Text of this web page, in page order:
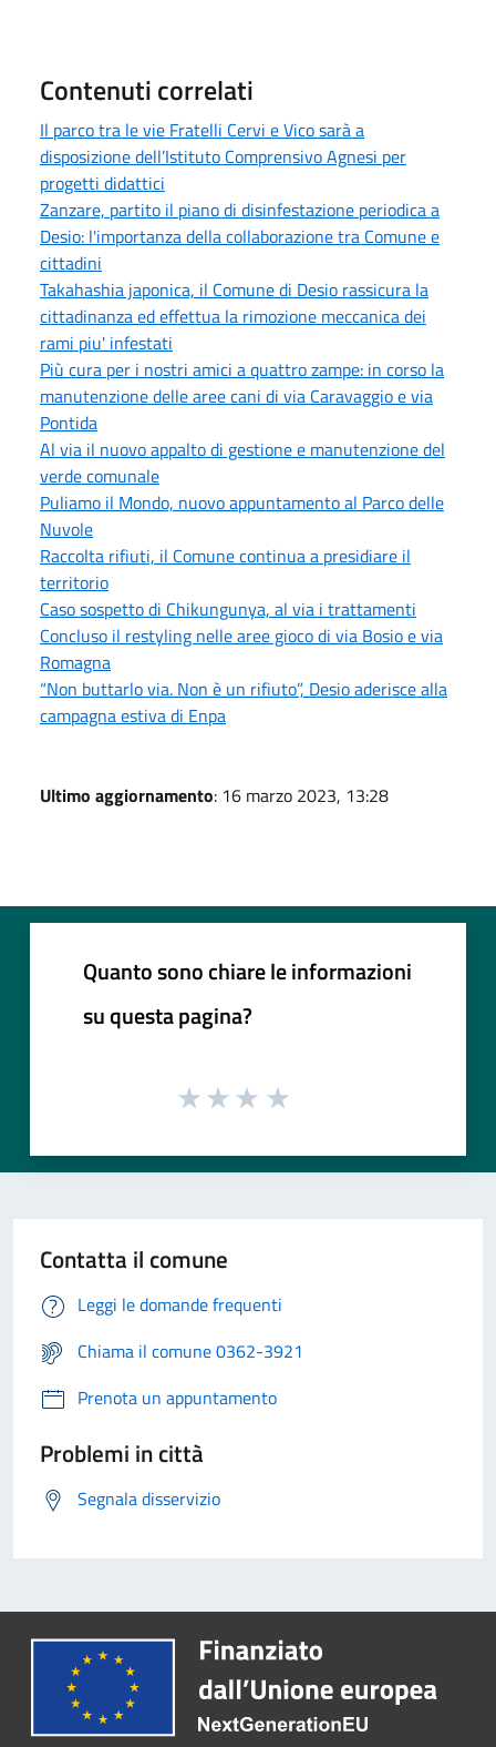
Contenuti correlati
Il parco tra le vie Fratelli Cervi e Vico sarà a
disposizione dell’Istituto Comprensivo Agnesi per
progetti didattici
Zanzare, partito il piano di disinfestazione periodica a
Desio: l'importanza della collaborazione tra Comune e
cittadini
Takahashia japonica, il Comune di Desio rassicura la
cittadinanza ed effettua la rimozione meccanica dei
rami piu' infestati
Più cura per i nostri amici a quattro zampe: in corso la
manutenzione delle aree cani di via Caravaggio e via
Pontida
Al via il nuovo appalto di gestione e manutenzione del
verde comunale
Puliamo il Mondo, nuovo appuntamento al Parco delle
Nuvole
Raccolta rifiuti, il Comune continua a presidiare il
territorio
Caso sospetto di Chikungunya, al via i trattamenti
Concluso il restyling nelle aree gioco di via Bosio e via
Romagna
“Non buttarlo via. Non è un rifiuto”, Desio aderisce alla
campagna estiva di Enpa
Ultimo aggiornamento: 16 marzo 2023, 13:28
Quanto sono chiare le informazioni
su questa pagina?
Contatta il comune
Leggi le domande frequenti
Chiama il comune 0362-3921
Prenota un appuntamento
Problemi in città
Segnala disservizio